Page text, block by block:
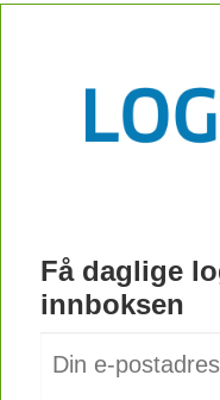
Få daglige
innboksen